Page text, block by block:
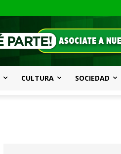
CULTURA SOCIEDAD